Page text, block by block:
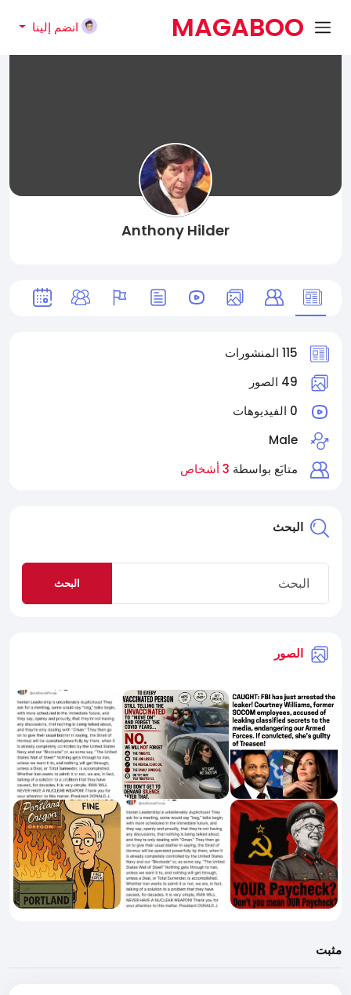
MAGABOO
انضم إلينا
Anthony Hilder
115 المنشورات
49 الصور
0 الفيديوهات
Male
متابَع بواسطة 3 أشخاص
البحث
البحث
الصور
مثبت